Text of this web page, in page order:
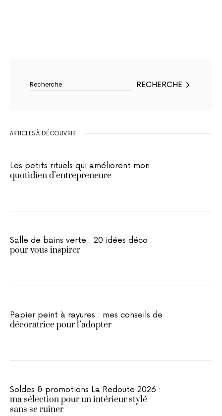
RECHERCHE
ARTICLES À DÉCOUVRIR
Les petits rituels qui améliorent mon
quotidien d’entrepreneure
Salle de bains verte : 20 idées déco
pour vous inspirer
Papier peint à rayures : mes conseils de
décoratrice pour l’adopter
Soldes & promotions La Redoute 2026 :
ma sélection pour un intérieur stylé
sans se ruiner